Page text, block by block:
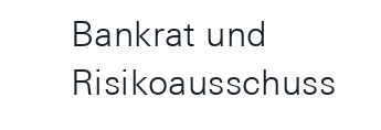
Bankrat und
Risikoausschuss